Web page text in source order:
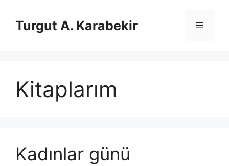
Turgut A. Karabekir Menü
Kitaplarım
Kadınlar günü